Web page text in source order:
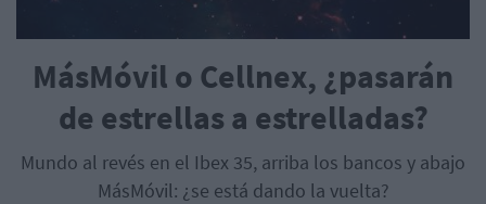
MásMóvil o Cellnex, ¿pasarán
de estrellas a estrelladas?
Mundo al revés en el Ibex 35, arriba los bancos y abajo
MásMóvil: ¿se está dando la vuelta?